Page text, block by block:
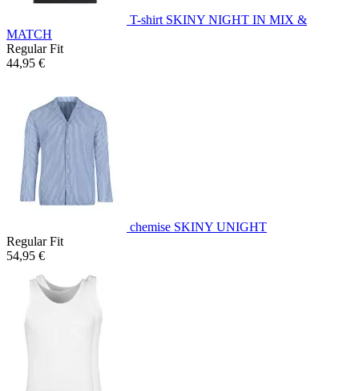
T-shirt SKINY NIGHT IN MIX &
MATCH
Regular Fit
44,95 €
chemise SKINY UNIGHT
Regular Fit
54,95 €